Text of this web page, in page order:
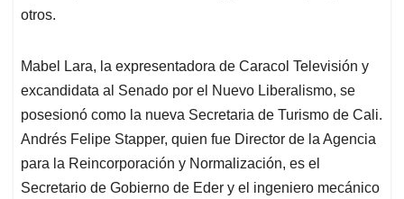
otros.
Mabel Lara, la expresentadora de Caracol Televisión y
excandidata al Senado por el Nuevo Liberalismo, se
posesionó como la nueva Secretaria de Turismo de Cali.
Andrés Felipe Stapper, quien fue Director de la Agencia
para la Reincorporación y Normalización, es el
Secretario de Gobierno de Eder y el ingeniero mecánico